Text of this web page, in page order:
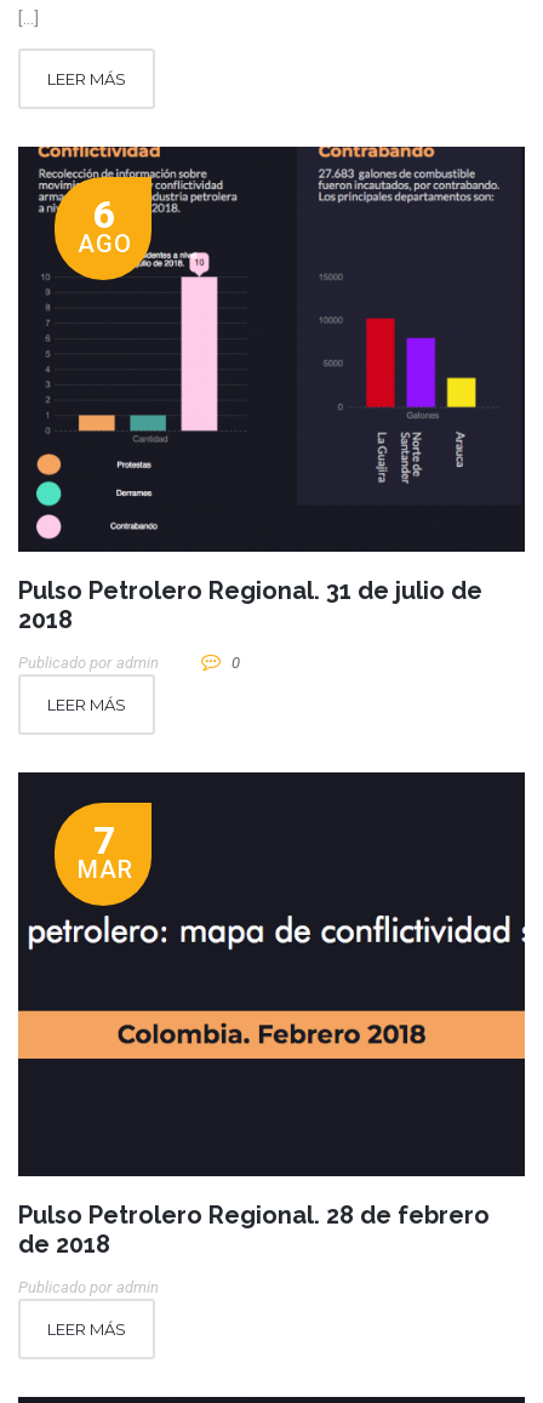
[…]
LEER MÁS
6
AGO
Pulso Petrolero Regional. 31 de julio de
2018
Publicado por Admin 0
LEER MÁS
7
MAR
Pulso Petrolero Regional. 28 de febrero
de 2018
Publicado por Admin
LEER MÁS